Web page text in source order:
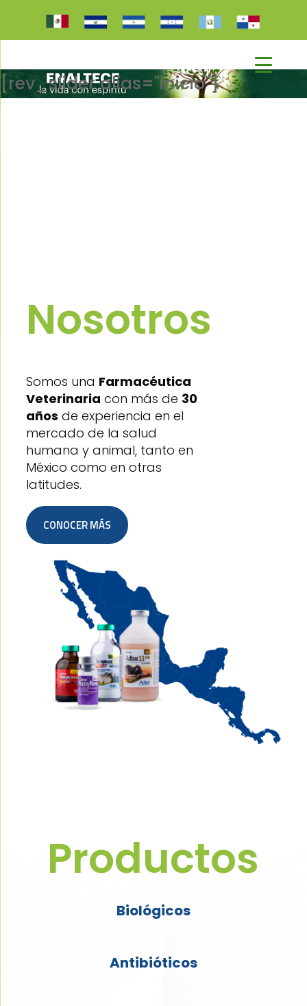
[rev_slider alias="inicio"]
Nosotros
Somos una Farmacéutica
Veterinaria con másde 30
años de experiencia en el
mercado de lasalud
humana y animal, tanto en
México comoen otras
latitudes.
CONOCER MÁS
Productos
Biológicos
Antibióticos